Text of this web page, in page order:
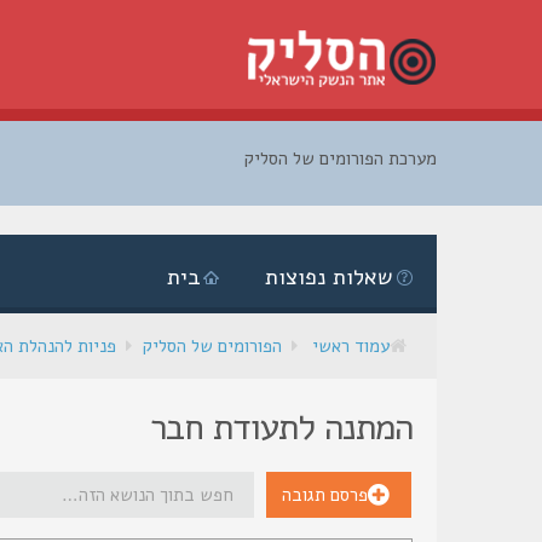
מערכת הפורומים של הסליק
בית שאלות נפוצות
עמוד ראשי הפורומים של הסליק פניות להנהלת
המתנה לתעודת חבר
פרסם תגובה